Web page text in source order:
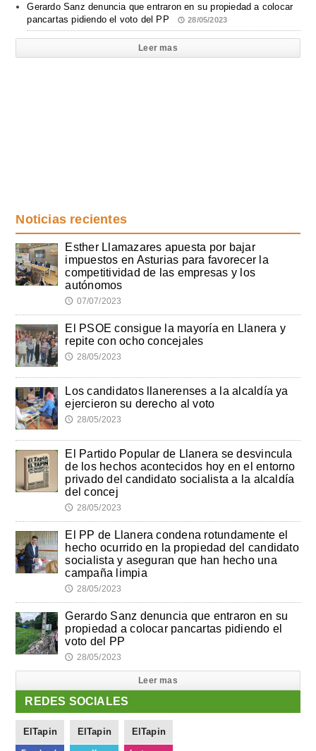
Gerardo Sanz denuncia que entraron en su propiedad a colocar
pancartas pidiendo el voto del PP
28/05/2023
Leer mas
Noticias recientes
Esther Llamazares apuesta por bajar
impuestos en Asturias para favorecer la
competitividad de las empresas y los
autónomos
🕔 07/07/2023
El PSOE consigue la mayoría en Llanera y
repite con ocho concejales
🕔 28/05/2023
Los candidatos llanerenses a la alcaldía ya
ejercieron su derecho al voto
🕔 28/05/2023
El Partido Popular de Llanera se desvincula
de los hechos acontecidos hoy en el entorno
privado del candidato socialista a la alcaldía
del concej
🕔 28/05/2023
El PP de Llanera condena rotundamente el
hecho ocurrido en la propiedad del candidato
socialista y aseguran que han hecho una
campaña limpia
🕔 28/05/2023
Gerardo Sanz denuncia que entraron en su
propiedad a colocar pancartas pidiendo el
voto del PP
🕔 28/05/2023
Leer mas
REDES SOCIALES
ElTapin ElTapin ElTapin